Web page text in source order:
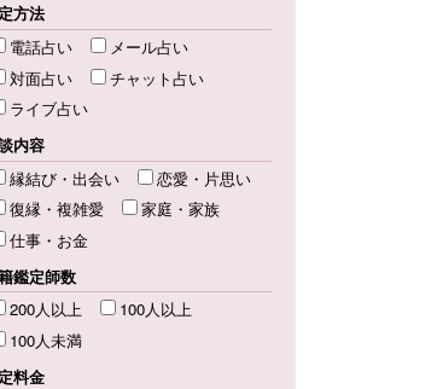
方法
電話占い
メール占い
対面占い
チャット占い
ライブ占い
内容
縁結び・出会い
恋愛・片思い
復縁・複雑愛
家庭・家族
仕事・お金
鑑定師数
200人以上
100人以上
100人未満
料金